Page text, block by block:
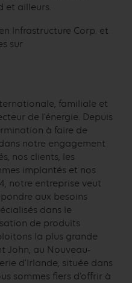
et ailleurs.
Infrastructure Corp. et
sur
familiale et
de l’énergie. Depuis
à faire de
notre engagement
nos clients, les
implantés et nos
notre entreprise veut
aux besoins
dans le
de produits
la plus grande
John, au Nouveau-
d’Irlande, située dans
sommes fiers d’offrir à